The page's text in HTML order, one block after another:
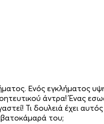
Ενός εγκλήματος
άντρα! Ένας
Τι δουλειά έχει
του;